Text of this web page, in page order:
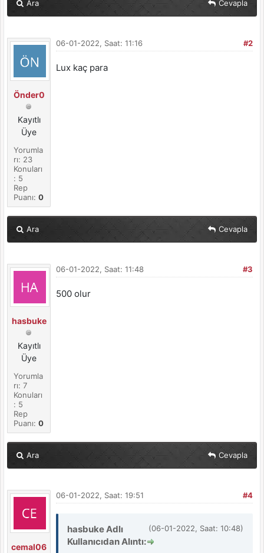
Ara Cevapla
Önder0
Kayıtlı
Üye
Yorumla
rı: 23
Konuları
: 5
Rep
Puanı:0
#2
06-01-2022, Saat: 11:16
Lux kaç para
Ara Cevapla
hasbuke
Kayıtlı
Üye
Yorumla
rı: 7
Konuları
: 5
Rep
Puanı:0
#3
06-01-2022, Saat: 11:48
500 olur
Ara Cevapla
cemal06
#4
06-01-2022, Saat: 19:51
(06-01-2022, Saat: 10:48)
hasbuke Adlı
Kullanıcıdan Alıntı: